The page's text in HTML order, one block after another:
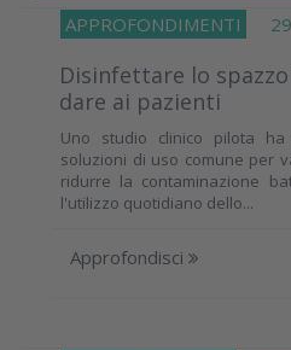
APPROFONDIMENTI 29
Disinfettare lo
dare ai pazienti
Uno studio clinico pilota
soluzioni di uso comune per
ridurre la contaminazione
l'utilizzo quotidiano dello...
Approfondisci